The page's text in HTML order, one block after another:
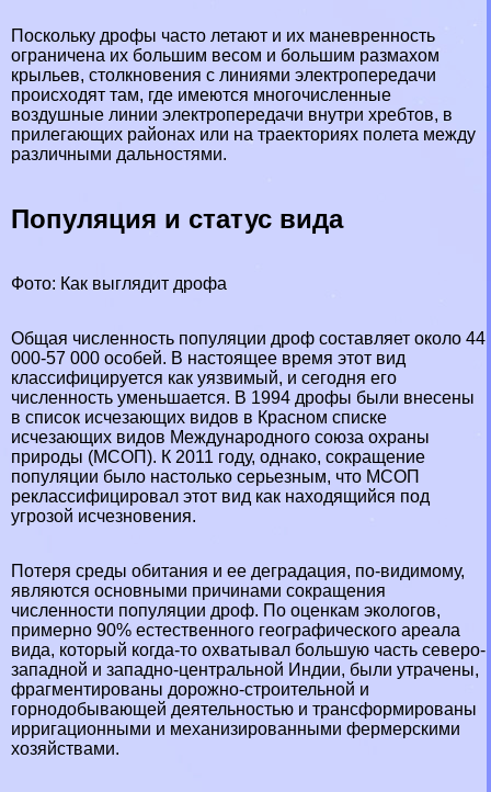
Поскольку дрофы часто летают и их маневренность
ограничена их большим весом и большим размахом
крыльев, столкновения с линиями электропередачи
происходят там, где имеются многочисленные
воздушные линии электропередачи внутри хребтов, в
прилегающих районах или на траекториях полета между
различными дальностями.
Популяция и статус вида
Фото: Как выглядит дрофа
Общая численность популяции дроф составляет около 44
000-57 000 особей. В настоящее время этот вид
классифицируется как уязвимый, и сегодня его
численность уменьшается. В 1994 дрофы были внесены
в список исчезающих видов в Красном списке
исчезающих видов Международного союза охраны
природы (МСОП). К 2011 году, однако, сокращение
популяции было настолько серьезным, что МСОП
реклассифицировал этот вид как находящийся под
угрозой исчезновения.
Потеря среды обитания и ее деградация, по-видимому,
являются основными причинами сокращения
численности популяции дроф. По оценкам экологов,
примерно 90% естественного географического ареала
вида, который когда-то охватывал большую часть северо-
западной и западно-центральной Индии, были утрачены,
фрагментированы дорожно-строительной и
горнодобывающей деятельностью и трaнcформированы
ирригационными и механизированными фермерскими
хозяйствами.